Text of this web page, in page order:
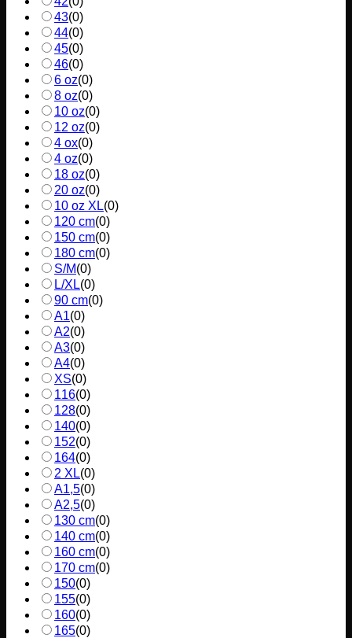
43(0)
44(0)
45(0)
46(0)
6 oz(0)
8 oz(0)
10 oz(0)
12 oz(0)
4 ox(0)
4 oz(0)
18 oz(0)
20 oz(0)
10 oz XL(0)
120 cm(0)
150 cm(0)
180 cm(0)
S/M(0)
L/XL(0)
90 cm(0)
A1(0)
A2(0)
A3(0)
A4(0)
XS(0)
116(0)
128(0)
140(0)
152(0)
164(0)
2 XL(0)
A1,5(0)
A2,5(0)
130 cm(0)
140 cm(0)
160 cm(0)
170 cm(0)
150(0)
155(0)
160(0)
165(0)